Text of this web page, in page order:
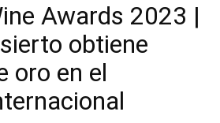
Awards 2023 |
obtiene
oro en el